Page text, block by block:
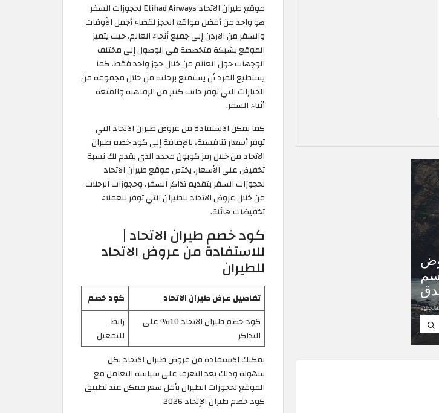
موقع طيران الاتحاد Etihad Airways لحجوزات السفر
هو واحد من أفضل مواقع الحجز لقضاء أجمل الأوقات
والسفر من الاردن إلى جميع أنحاء العالم. حيث يتميز
الموقع بشبكة متخصصة في الوصول إلى مختلف
الوجهات حول العالم من خلال حجز واحد فقط، كما
يستطيع الفرد أن يستمتع برحلته من خلال مجموعة من
الخيارات التي توفر جانب كبير من الرفاهية والمتعة
أثناء السفر.
كما يمكن الاستفادة من عروض طيران الاتحاد التي
توفر أسعار تنافسية، بالإضافة إلى كود خصم طيران
الاتحاد من خلال رمز كوبون محدد الذي يقدم لك نسبة
تخفيض على الأسعار. يختص موقع طيران الاتحاد
لحجوزات السفر بتقديم تذاكر السفر، وحجوزات الرحلات
من خلال عروض الاتحاد للطيران التي توفر للعملاء
تخفيضات هائلة.
كود خصم طيران الاتحاد |
للاستفادة من عروض الاتحاد
للطيران
تفاصيل عرض طيران الاتحاد
كود خصم
كود خصم طيران الاتحاد 10% على
التذاكر
رابط
للتفعيل
يمكنك الاستفادة من عروض طيران الاتحاد بكل
سهولة وذلك بعد التعرف على سياسة التعامل مع
الموقع لحجوزات الطيران بأقل سعر ممكن عند تطبيق
كود خصم طيران الإتحاد 2026